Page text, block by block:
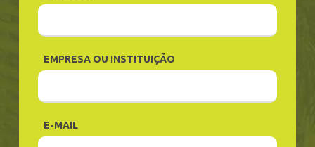
EMPRESA OU INSTITUIÇÃO
E-MAIL